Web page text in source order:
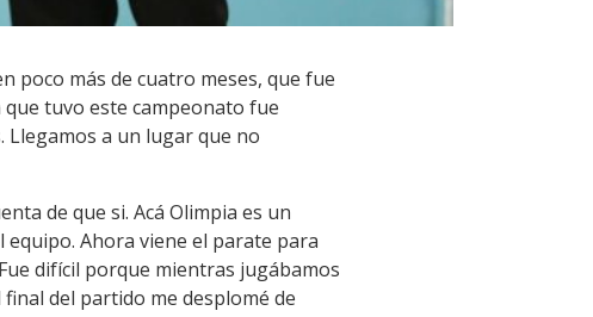
poco más de cuatro meses, que fue
que tuvo este campeonato fue
Llegamos a un lugar que no
de que si. Acá Olimpia es un
Ahora viene el parate para
difícil porque mientras jugábamos
del partido me desplomé de